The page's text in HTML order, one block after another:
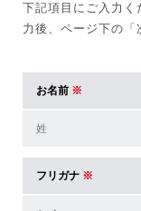
下記項目にご入力く
力後、ページ下の「
お名前 ※
フリガナ ※